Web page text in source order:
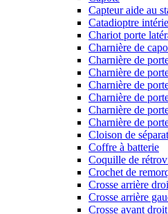
Capteur aide au
Catadioptre
Chariot porte
Charnière de
Charnière de
Charnière de
Charnière de
Charnière de
Charnière de
Charnière de
Cloison de
Coffre à batterie
Coquille de
Crochet de
Crosse arrière
Crosse arrière
Crosse avant droit